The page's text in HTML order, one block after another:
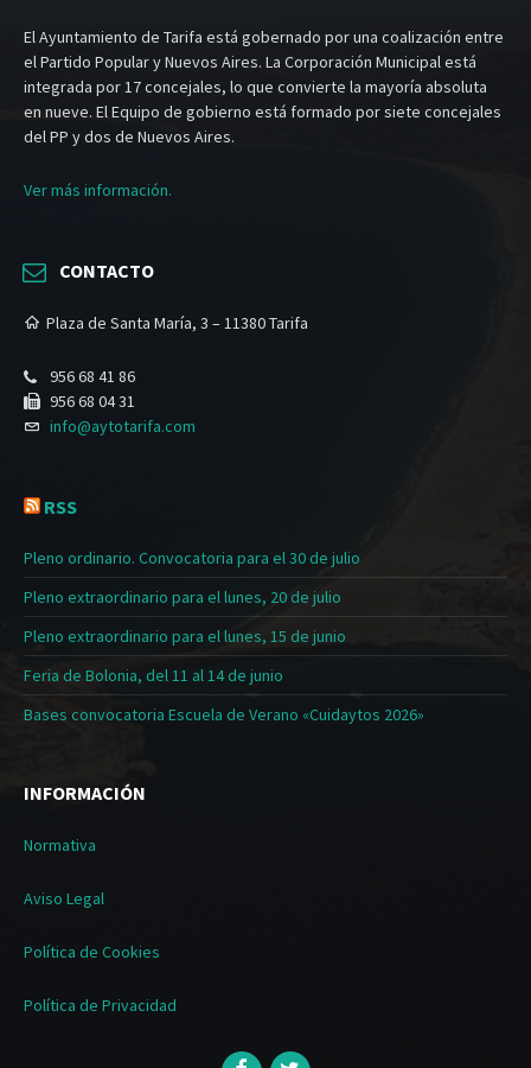
El Ayuntamiento de Tarifa está gobernado por una coalización entre
el Partido Popular y Nuevos Aires. La Corporación Municipal está
integrada por 17 concejales, lo que convierte la mayoría absoluta
en nueve. El Equipo de gobierno está formado por siete concejales
del PP y dos de Nuevos Aires.
Ver más información.
CONTACTO
Plaza de Santa María, 3 – 11380 Tarifa
956 68 41 86
956 68 04 31
info@aytotarifa.com
RSS
Pleno ordinario. Convocatoria para el 30 de julio
Pleno extraordinario para el lunes, 20 de julio
Pleno extraordinario para el lunes, 15 de junio
Feria de Bolonia, del 11 al 14 de junio
Bases convocatoria Escuela de Verano «Cuidaytos 2026»
INFORMACIÓN
Normativa
Aviso Legal
Política de Cookies
Política de Privacidad